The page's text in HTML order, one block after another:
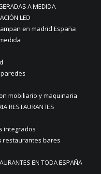
A MEDIDA
LED
en madrid España
mobiliario y maquinaria
RESTAURANTES
integrados
restaurantes bares
EN TODA ESPAÑA